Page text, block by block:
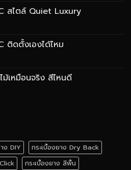
สไตล์ Quiet Luxury
ติดตั้งเองได้ไหม
ม้เหมือนจริง สีไหนดี
ง DIY
กระเบื้องยาง Dry Back
กระเบื้องยาง สีพื้น